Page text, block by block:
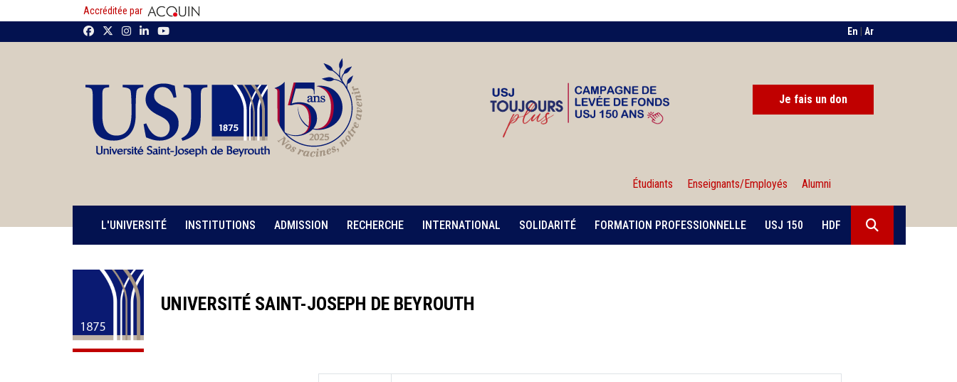
Accréditée par
En
Ar
Je fais un don
Étudiants Enseignants/Employés Alumni
L'UNIVERSITÉ INSTITUTIONS ADMISSION RECHERCHE INTERNATIONAL SOLIDARITÉ FORMATION PROFESSIONNELLE USJ 150 HDF
UNIVERSITÉ SAINT-JOSEPH DE BEYROUTH